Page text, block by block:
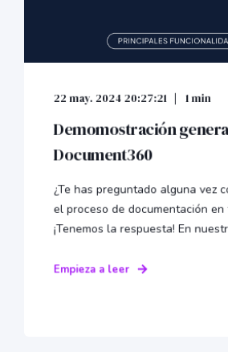
22 may. 2024 20:27:21 1 min
Demomostración
Document360
¿Te has preguntado alguna vez
el proceso de documentación en
¡Tenemos la respuesta! En
Empieza a leer